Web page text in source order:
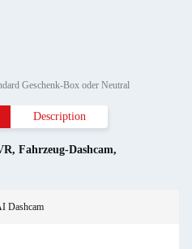
Geschenk-Box oder Neutral
Description
, Fahrzeug-Dashcam,
Dashcam